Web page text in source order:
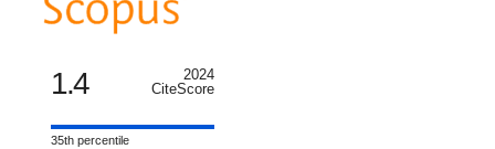
1.4
2024
CiteScore
35th percentile